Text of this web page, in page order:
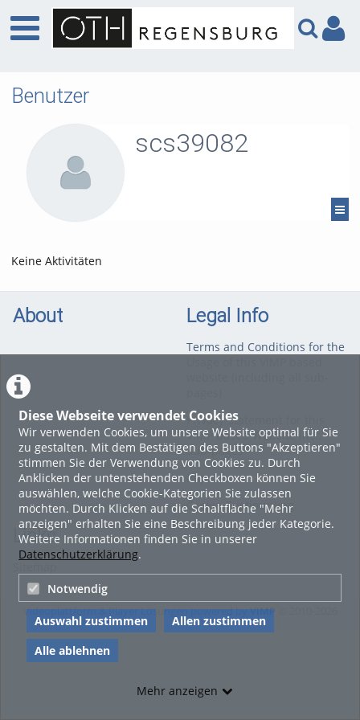
Diese Webseite verwendet Cookies
Wir verwenden Cookies, um unsere Website optimal für Sie
zu gestalten. Mit dem Bestätigen des Buttons "Akzeptieren"
stimmen Sie der Verwendung von Cookies zu. Durch
Anklicken der untenstehenden Checkboxen können Sie
auswählen, welche Cookie-Kategorien Sie zulassen
möchten. Durch Klicken auf die Schaltfläche "Mehr
anzeigen" erhalten Sie eine Beschreibung jeder Kategorie.
Weitere Informationen finden Sie in unserer
Datenschutzerklärung.
Notwendig
Auswahl zustimmen
Allen zustimmen
Alle ablehnen
Mehr anzeigen
Benutzer
scs39082
Keine Aktivitäten
About Legal Info
Terms and Conditions for the
Privacy Statement for this
ViMP based Website incl.
Sub-pages
Imprint
Cookie-Zustimmung
Links
Videoplattform & Player Lösungen powered byVIMP